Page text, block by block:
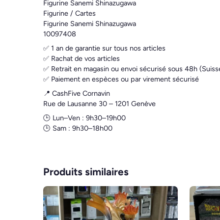
Figurine Sanemi Shinazugawa
Figurine / Cartes
Figurine Sanemi Shinazugawa
10097408
✅ 1 an de garantie sur tous nos articles
✅ Rachat de vos articles
✅ Retrait en magasin ou envoi sécurisé sous 48h
✅ Paiement en espèces ou par virement sécurisé
📍 CashFive Cornavin
Rue de Lausanne 30 – 1201 Genève
🕒 Lun–Ven : 9h30–19h00
🕒 Sam : 9h30–18h00
Produits similaires